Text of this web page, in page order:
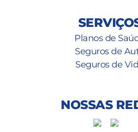
Planos de
Seguros de
Seguros de
NOSSAS